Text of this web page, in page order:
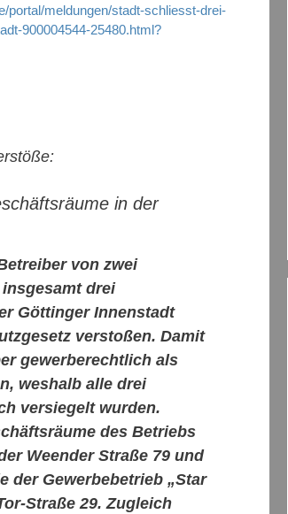
portal/meldungen/stadt-schliesst-drei-
900004544-25480.html?
in der
von zwei
drei
Göttinger Innenstadt
verstoßen. Damit
gewerberechtlich als
weshalb alle drei
versiegelt wurden.
des Betriebs
Weender Straße 79 und
der Gewerbebetrieb „Star
Straße 29. Zugleich